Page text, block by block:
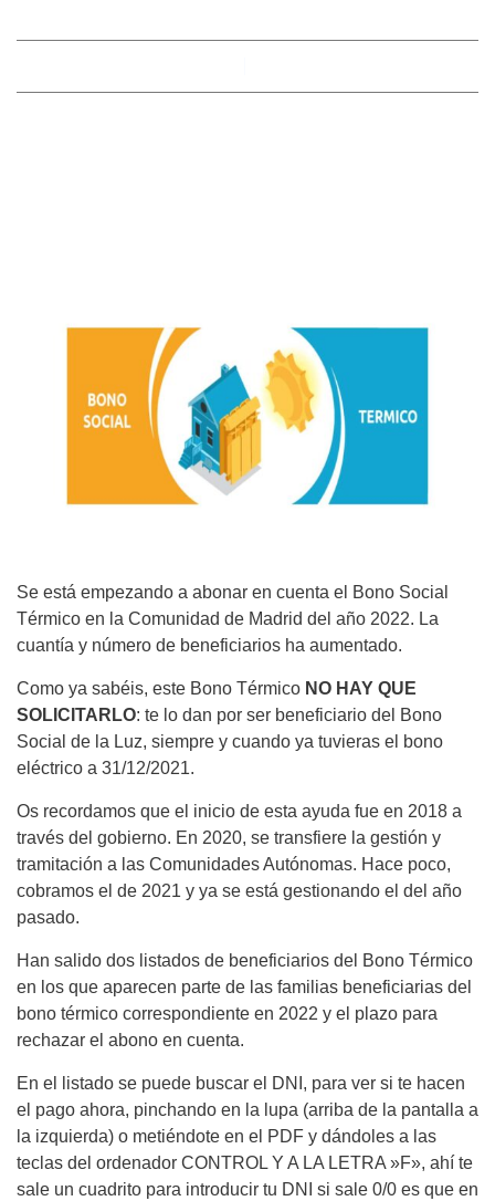
Se está empezando a abonar en cuenta el Bono Social
Térmico en la Comunidad de Madrid del año 2022. La
cuantía y número de beneficiarios ha aumentado.
Como ya sabéis, este Bono Térmico NO HAY QUE
SOLICITARLO: te lo dan por ser beneficiario del Bono
Social de la Luz, siempre y cuando ya tuvieras el bono
eléctrico a 31/12/2021.
Os recordamos que el inicio de esta ayuda fue en 2018 a
través del gobierno. En 2020, se transfiere la gestión y
tramitación a las Comunidades Autónomas. Hace poco,
cobramos el de 2021 y ya se está gestionando el del año
pasado.
Han salido dos listados de beneficiarios del Bono Térmico
en los que aparecen parte de las familias beneficiarias del
bono térmico correspondiente en 2022 y el plazo para
rechazar el abono en cuenta.
En el listado se puede buscar el DNI, para ver si te hacen
el pago ahora, pinchando en la lupa (arriba de la pantalla a
la izquierda) o metiéndote en el PDF y dándoles a las
teclas del ordenador CONTROL Y A LA LETRA »F», ahí te
sale un cuadrito para introducir tu DNI si sale 0/0 es que en